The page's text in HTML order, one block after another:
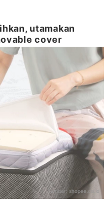
utamakan
cover
Sumber:shopee.co.id